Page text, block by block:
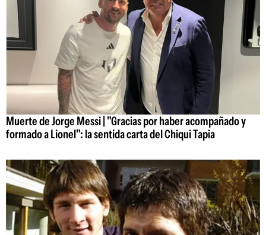
Muerte de Jorge Messi | "Gracias por haber acompañado y
formado a Lionel": la sentida carta del Chiqui Tapia